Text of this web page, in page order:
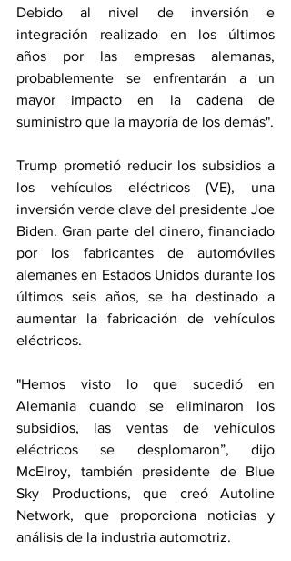
Debido al nivel de inversión e
integración realizado en los últimos
años por las empresas alemanas,
probablemente se enfrentarán a un
mayor impacto en la cadena de
suministro que la mayoría de los demás".
Trump prometió reducir los subsidios a
los vehículos eléctricos (VE), una
inversión verde clave del presidente Joe
Biden. Gran parte del dinero, financiado
por los fabricantes de automóviles
alemanes en Estados Unidos durante los
últimos seis años, se ha destinado a
aumentar la fabricación de vehículos
eléctricos.
"Hemos visto lo que sucedió en
Alemania cuando se eliminaron los
subsidios, las ventas de vehículos
eléctricos se desplomaron”, dijo
McElroy, también presidente de Blue
Sky Productions, que creó Autoline
Network, que proporciona noticias y
análisis de la industria automotriz.